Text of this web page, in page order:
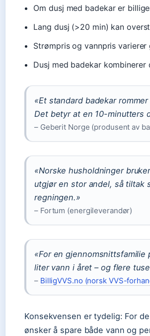
Om dusj med badekar er
Lang dusj (>20 min) kan
Strømpris og vannpris
Dusj med badekar
«Et standard badekar
Det betyr at en 10-minutters
– Geberit Norge (produsent av
«Norske husholdninger
utgjør en stor andel, så tiltak
regningen.»
– Fortum (energileverandør)
«For en gjennomsnittsfamilie
liter vann i året – og flere
– BilligVVS.no (norsk VVS-
Konsekvensen er tydelig: For
ønsker å spare både vann og